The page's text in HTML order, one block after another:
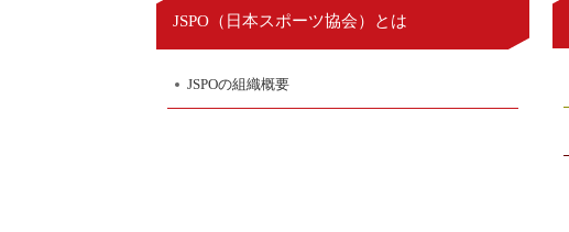
JSPO（ 日本スポーツ協会）とは
JSPOの組織概要